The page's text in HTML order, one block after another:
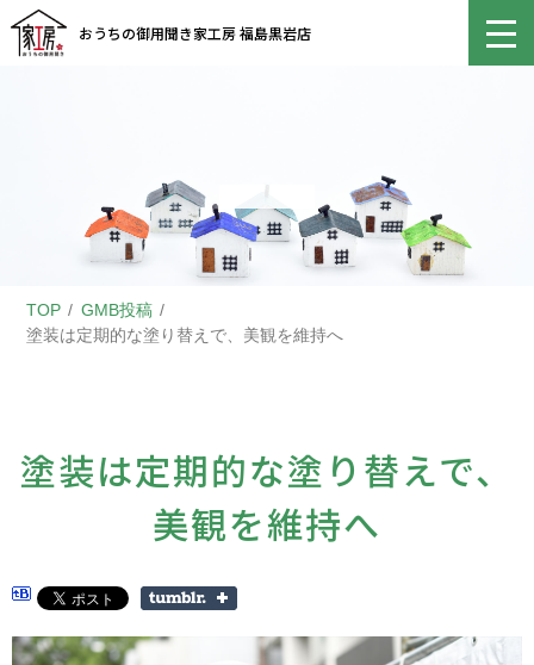
おうちの御用聞き家工房 福島黒岩店
TOP
GMB投稿
塗装は定期的な塗り替えで、美観を維持へ
塗装は定期的な塗り替えで、
美観を維持へ